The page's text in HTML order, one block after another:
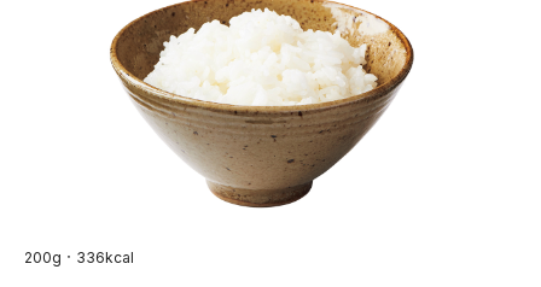
200g・336kcal